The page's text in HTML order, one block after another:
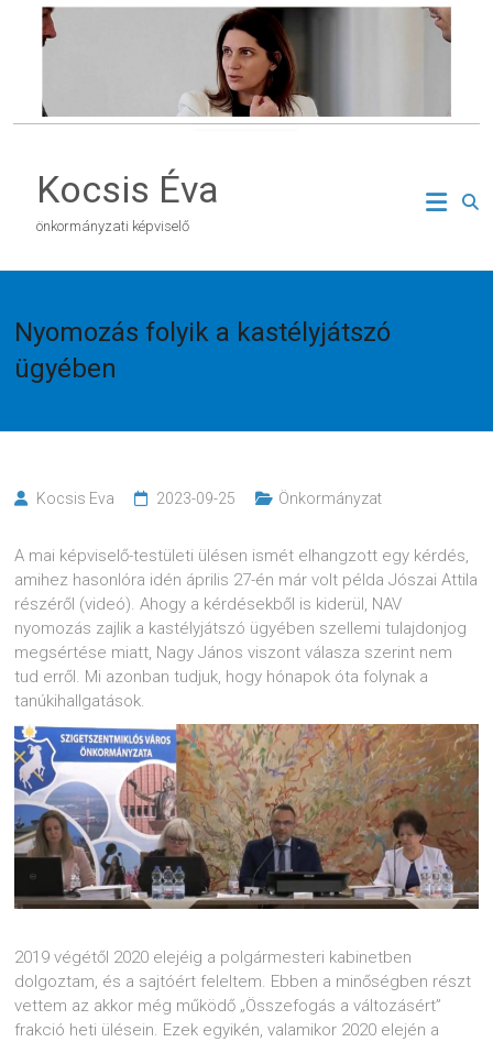
Kocsis Éva
önkormányzati képviselő
Nyomozás folyik a kastélyjátszó
ügyében
Kocsis Eva 2023-09-25 Önkormányzat
A mai képviselő-testületi ülésen ismét elhangzott egy kérdés,
amihez hasonlóra idén április 27-én már volt példa Jószai Attila
részéről (videó). Ahogy a kérdésekből is kiderül, NAV
nyomozás zajlik a kastélyjátszó ügyében szellemi tulajdonjog
megsértése miatt, Nagy János viszont válasza szerint nem
tud erről. Mi azonban tudjuk, hogy hónapok óta folynak a
tanúkihallgatások.
2019 végétől 2020 elejéig a polgármesteri kabinetben
dolgoztam, és a sajtóért feleltem. Ebben a minőségben részt
vettem az akkor még működő „Összefogás a változásért”
frakció heti ülésein. Ezek egyikén, valamikor 2020 elején a